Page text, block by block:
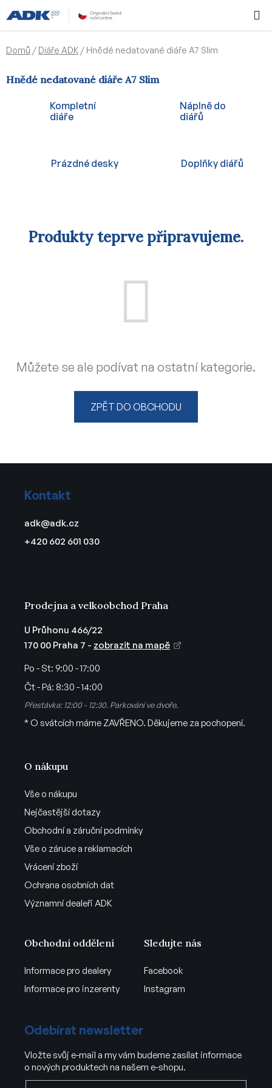
na
obsah
KOŠÍK
Domů / Diáře ADK / Hnědé nedatované diáře A7 Slim
Hnědé nedatované diáře A7 Slim
Kompletní
diáře
Náplně do
diářů
Prázdné desky Doplňky diářů
Produkty teprve připravujeme.
Můžete se ale podívat na ostatní kategorie.
ZPĚT DO OBCHODU
Kontakt
adk@adk.cz
+420 602 601 030
O nákupu
Vše o nákupu
Nejčastější dotazy
Obchodní a záruční podmínky
Vše o záruce a reklamacích
Vrácení zboží
Ochrana osobních dat
Významní dealeři ADK
Prodejna a velkoobchod Praha
U Průhonu 466/22
170 00 Praha 7 - zobrazit na mapě
Po - St: 9:00 - 17:00
Čt - Pá: 8:30 - 14:00
Přestávka: 12:00 - 12:30. Parkování ve dvoře.
* O svátcích máme ZAVŘENO. Děkujeme za pochopení.
Obchodní oddělení
Informace pro dealery
Informace pro inzerenty
Sledujte nás
Facebook
Instagram
Odebírat newsletter
Vložte svůj e-mail a my vám budeme zasílat informace
o nových produktech na našem e-shopu.